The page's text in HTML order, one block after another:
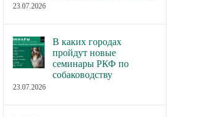
23.07.2026
В каких городах
пройдут новые
семинары РКФ по
собаководству
23.07.2026